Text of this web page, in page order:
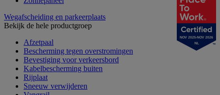
Wegafscheiding en parkeerplaats
Bekijk de hele productgroep
Afzetpaal
Bescherming tegen overstromingen
Bevestiging voor verkeersbord
Kabelbescherming buiten
Rijplaat
Sneeuw verwijderen
NOV 2025-NOV 2026
NL